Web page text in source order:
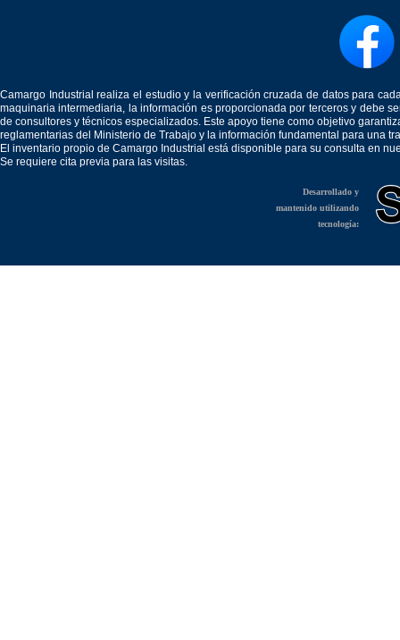
Camargo Industrial realiza el estudio y la verificación cruzada de datos para
maquinaria intermediaria, la información es proporcionada por terceros y debe
de consultores y técnicos especializados. Este apoyo tiene como objetivo
reglamentarias del Ministerio de Trabajo y la información fundamental para una
El inventario propio de Camargo Industrial está disponible para su consulta en
Se requiere cita previa para las visitas.
Desarrollado y
mantenido utilizando
tecnología: